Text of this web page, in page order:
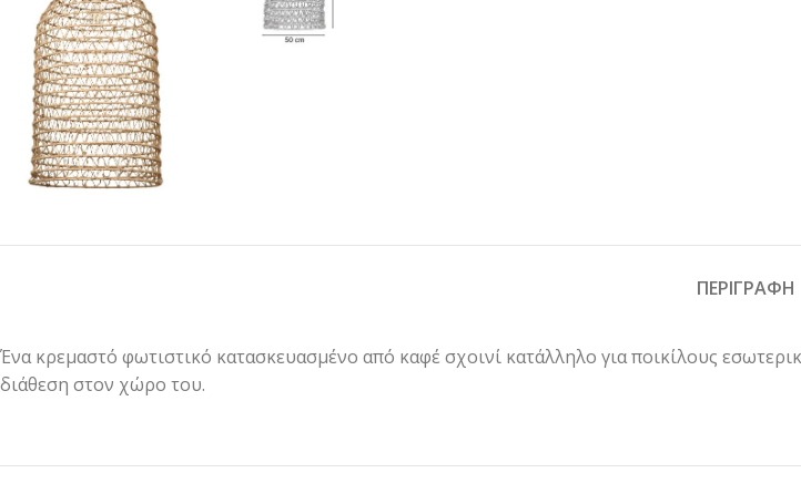
ΠΕΡΙΓΡΑΦΗ
Ένα κρεμαστό φωτιστικό κατασκευασμένο από καφέ σχοινί κατάλληλο για ποικίλους
διάθεση στον χώρο του.